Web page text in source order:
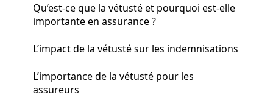
Qu’est-ce que la vétusté et pourquoi est-elle
importante en assurance ?
L’impact de la vétusté sur les indemnisations
L’importance de la vétusté pour les
assureurs